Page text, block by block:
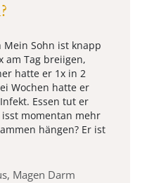
Sohn ist knapp
am Tag breiigen,
hatte er 1x in 2
Wochen hatte er
Essen tut er
momentan mehr
hängen? Er ist
Magen Darm